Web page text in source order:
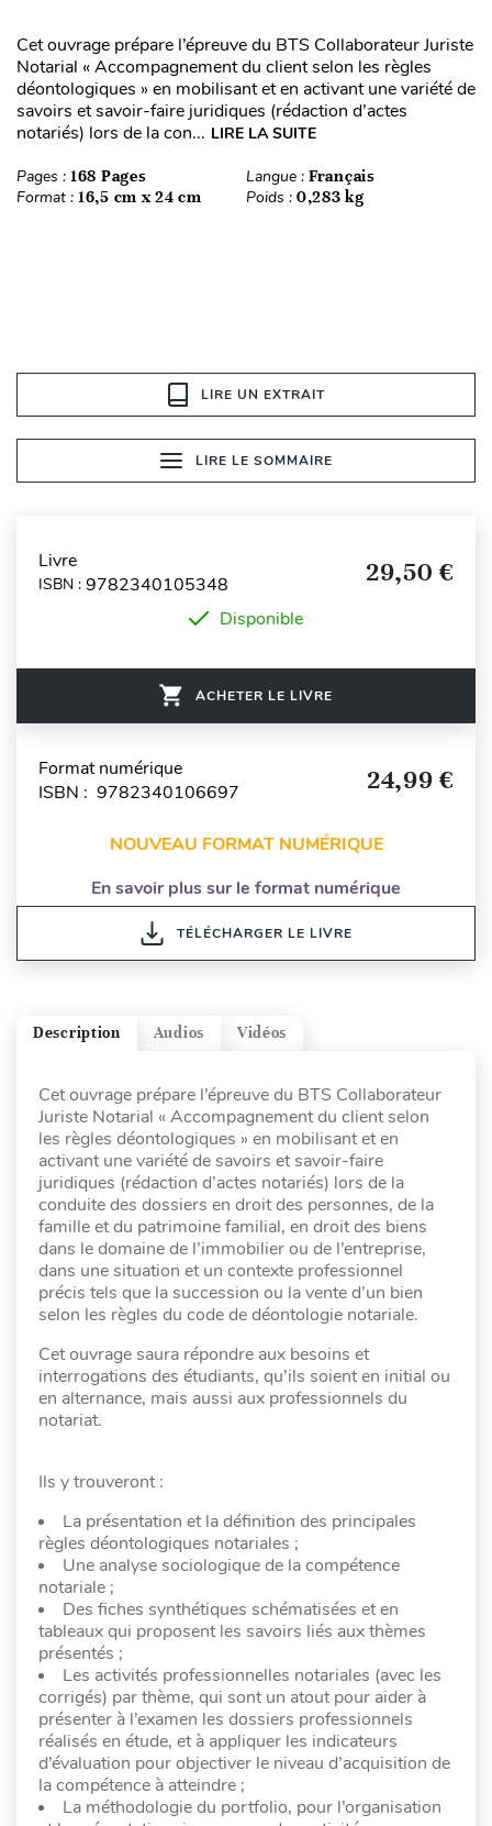
Cet ouvrage prépare l’épreuve du BTS Collaborateur Juriste
Notarial « Accompagnement du client selon les règles
déontologiques » en mobilisant et en activant une variété de
savoirs et savoir-faire juridiques (rédaction d’actes
notariés) lors de la con... LIRE LA SUITE
Pages : 168 Pages Langue : Français
Format : 16,5 cm x 24 cm Poids : 0,283 kg
LIRE UN EXTRAIT
LIRE LE SOMMAIRE
Livre
ISBN : 9782340105348 29,50 €
Disponible
ACHETER LE LIVRE
Format numérique
ISBN : 9782340106697
24,99 €
NOUVEAU FORMAT NUMÉRIQUE
En savoir plus sur le format numérique
TÉLÉCHARGER LE LIVRE
Vidéos
Audios
Description
Cet ouvrage prépare l’épreuve du BTS Collaborateur
Juriste Notarial « Accompagnement du client selon
les règles déontologiques » en mobilisant et en
activant une variété de savoirs et savoir-faire
juridiques (rédaction d’actes notariés) lors de la
conduite des dossiers en droit des personnes, de la
famille et du patrimoine familial, en droit des biens
dans le domaine de l’immobilier ou de l’entreprise,
dans une situation et un contexte professionnel
précis tels que la succession ou la vente d’un bien
selon les règles du code de déontologie notariale.
Cet ouvrage saura répondre aux besoins et
interrogations des étudiants, qu’ils soient en initial ou
en alternance, mais aussi aux professionnels du
notariat.
Ils y trouveront :
La présentation et la définition des principales
règles déontologiques notariales ;
Une analyse sociologique de la compétence
notariale ;
Des fiches synthétiques schématisées et en
tableaux qui proposent les savoirs liés aux thèmes
présentés ;
Les activités professionnelles notariales (avec les
corrigés) par thème, qui sont un atout pour aider à
présenter à l’examen les dossiers professionnels
réalisés en étude, et à appliquer les indicateurs
d’évaluation pour objectiver le niveau d’acquisition de
la compétence à atteindre ;
La méthodologie du portfolio, pour l’organisation